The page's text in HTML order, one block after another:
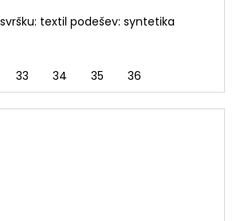
textil podešev: syntetika
33 34 35 36